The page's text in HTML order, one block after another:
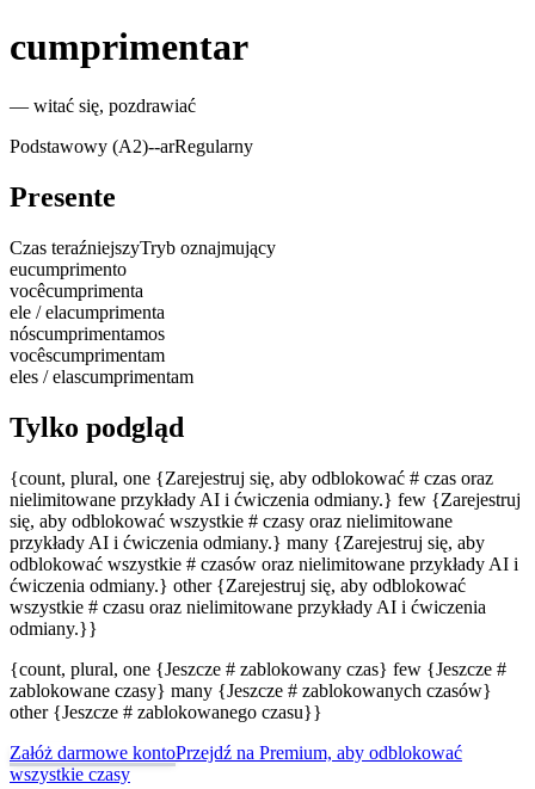
cumprimentar
— witać się, pozdrawiać
Podstawowy (A2)--arRegularny
Presente
Czas teraźniejszyTryb oznajmujący
eucumprimento
vocêcumprimenta
ele / elacumprimenta
nóscumprimentamos
vocêscumprimentam
eles / elascumprimentam
Tylko podgląd
{count, plural, one {Zarejestruj się, aby odblokować # czas oraz
nielimitowane przykłady AI i ćwiczenia odmiany.} few {Zarejestruj
się, aby odblokować wszystkie # czasy oraz nielimitowane
przykłady AI i ćwiczenia odmiany.} many {Zarejestruj się, aby
odblokować wszystkie # czasów oraz nielimitowane przykłady AI i
ćwiczenia odmiany.} other {Zarejestruj się, aby odblokować
wszystkie # czasu oraz nielimitowane przykłady AI i ćwiczenia
odmiany.}}
{count, plural, one {Jeszcze # zablokowany czas} few {Jeszcze #
zablokowane czasy} many {Jeszcze # zablokowanych czasów}
other {Jeszcze # zablokowanego czasu}}
Załóż darmowe kontoPrzejdź na Premium, aby odblokować
wszystkie czasy